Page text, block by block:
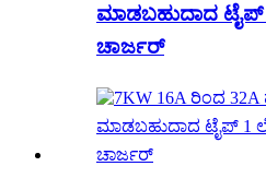
ಮಾಡಬಹುದಾದ
ಚಾರ್ಜರ್